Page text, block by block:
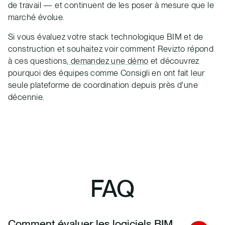
de travail — et continuent de les poser à mesure que le
marché évolue.
Si vous évaluez votre stack technologique BIM et de
construction et souhaitez voir comment Revizto répond
à ces questions, demandez une démo et découvrez
pourquoi des équipes comme Consigli en ont fait leur
seule plateforme de coordination depuis près d'une
décennie.
FAQ